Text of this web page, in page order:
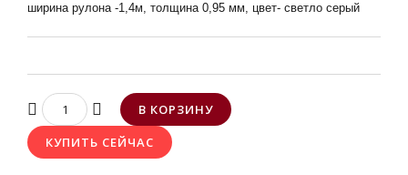
ширина рулона -1,4м, толщина 0,95 мм, цвет- светло серый